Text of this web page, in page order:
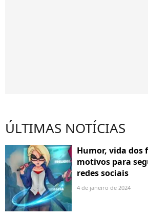
ÚLTIMAS NOTÍCIAS
Humor, vida dos
motivos para
redes sociais
4 de janeiro de 2024